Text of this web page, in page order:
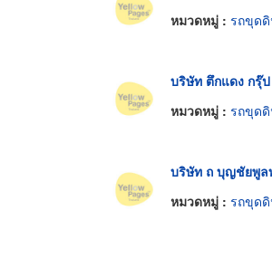
หมวดหมู่ : รถขุด
บริษัท ตึกแดง กรุ๊
หมวดหมู่ : รถขุด
บริษัท ถ บุญชัยพูล
หมวดหมู่ : รถขุด